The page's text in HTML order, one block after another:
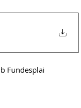
Fundesplai